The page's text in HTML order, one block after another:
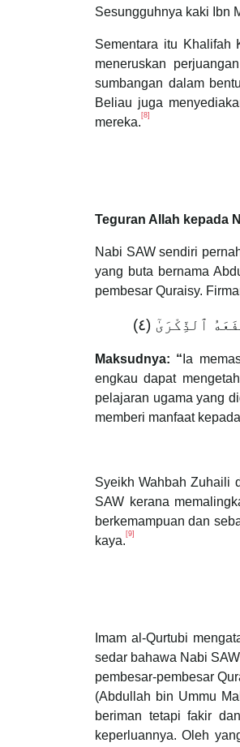
Sesungguhnya kaki Ibn
Sementara itu Khalifah
meneruskan
sumbangan dalam
Beliau juga
mereka. [8]
Teguran Allah kepada
Nabi SAW sendiri
yang buta bernama
pembesar Quraisy.
Maksudnya: “ Ia
engkau dapat
pelajaran ugama yang
memberi manfaat
Syeikh Wahbah Zuhaili
SAW kerana
berkemampuan dan
kaya. [9]
Imam al-Qurtubi
sedar bahawa Nabi
pembesar-pembesar
(Abdullah bin Ummu
beriman tetapi fakir
keperluannya. Oleh